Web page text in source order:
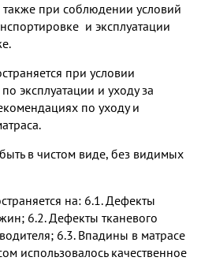
также при соблюдении условий
и эксплуатации
при условии
эксплуатации и уходу за
по уходу и
в чистом виде, без видимых
на: 6.1. Дефекты
6.2. Дефекты тканевого
6.3. Впадины в матрасе
использовалось качественное